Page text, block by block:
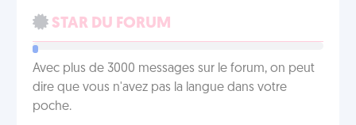
STAR DU FORUM
Avec plus de 3000 messages sur le forum, on peut
dire que vous n'avez pas la langue dans votre
poche.